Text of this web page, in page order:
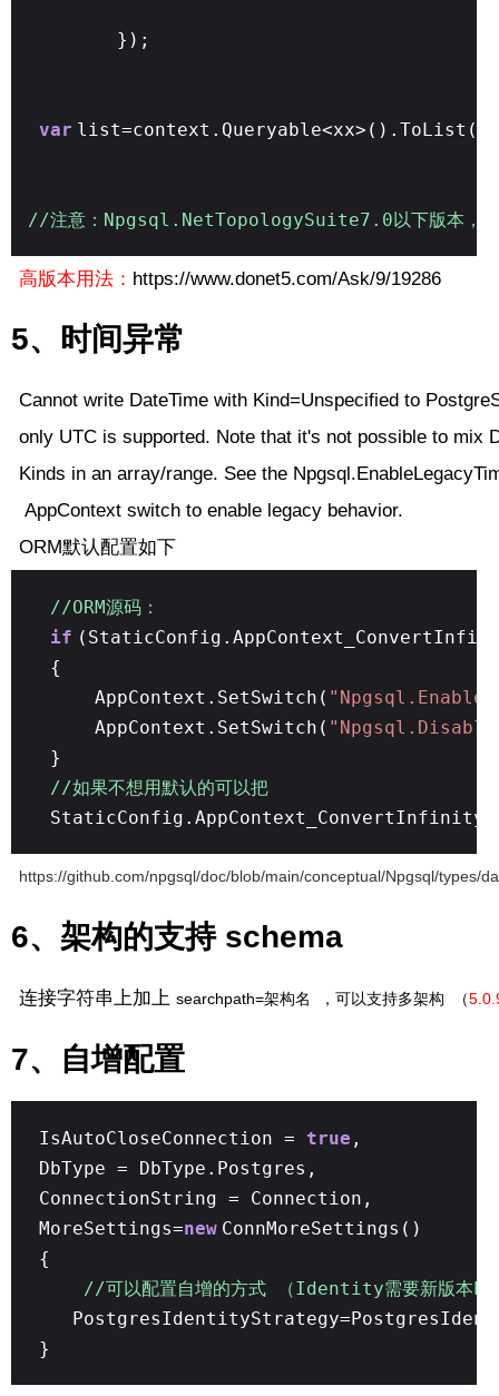
});
var list=context.Queryable<xx>().ToList();
//注意：Npgsql.NetTopologySuite7.0以下版本，不要
高版本用法： https://www.donet5.com/Ask/9/19286
5、时间异常
Cannot write DateTime with Kind=Unspecified to
only UTC is supported. Note that it's not possible to mix
Kinds in an array/range. See the
AppContext switch to enable legacy behavior.
ORM默认配置如下
//ORM源码：
if
{
AppContext.SetSwitch(
AppContext.SetSwitch(
}
//如果不想用默认的可以把
https://github.com/npgsql/doc/blob/main/conceptual/Npgsql/types/
6、架构的支持 schema
连接字符串上加上 searchpath=架构名 ，可以支持多架构 （
7、自增配置
IsAutoCloseConnection = true ,
DbType = DbType.Postgres,
ConnectionString = Connection,
MoreSettings=new ConnMoreSettings()
{
//可以配置自增的方式 （Identity需要新版本
}